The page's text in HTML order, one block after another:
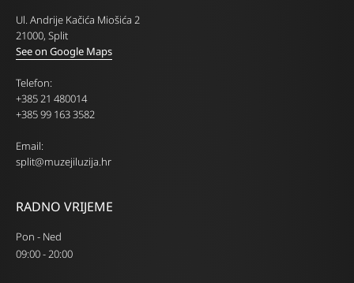
Ul. Andrije Kačića Miošića 2
21000, Split
See on Google Maps
Telefon:
+385 21 480014
+385 99 163 3582
Email:
split@muzejiluzija.hr
RADNO VRIJEME
Pon - Ned
09:00 - 20:00